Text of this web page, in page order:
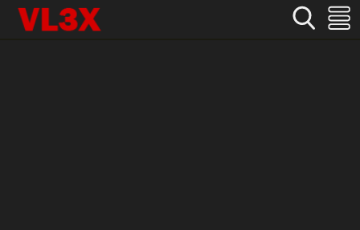
Home Nhật Bản
SSNI-546 Tôi đụ crush 3 ngày liên tục trong khách sạn